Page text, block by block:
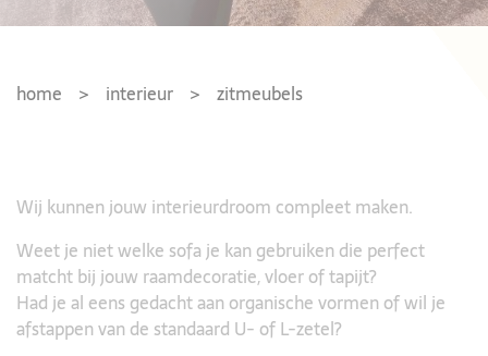
home interieur zitmeubels
Wij kunnen jouw interieurdroom compleet maken.
Weet je niet welke sofa je kan gebruiken die perfect
matcht bij jouw raamdecoratie, vloer of tapijt?
Had je al eens gedacht aan organische vormen of wil je
afstappen van de standaard U- of L-zetel?